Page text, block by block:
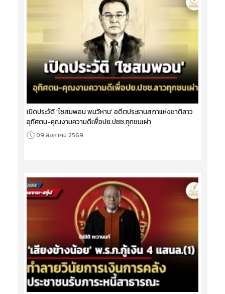
เปิดประวัติ 'ไซสมพอน พมวิหาน' อดีตประธานสภาแห่งชาติลาว
อุทิศตน-คุณงามความดีเพื่อปย.ปชช.ทุกชนเผ่า
09 สิงหาคม 2569